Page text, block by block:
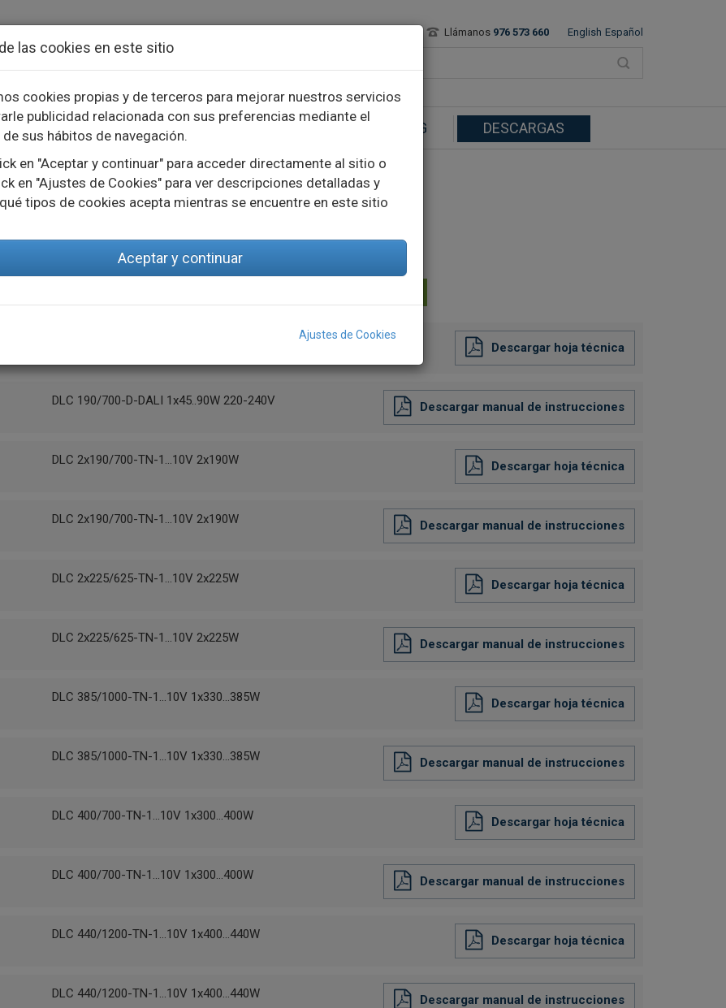
las cookies en este sitio
cookies propias y de terceros para mejorar nuestros servicios
publicidad relacionada con sus preferencias mediante el
sus hábitos de navegación.
en "Aceptar y continuar" para acceder directamente al sitio o
en "Ajustes de Cookies" para ver descripciones detalladas y
tipos de cookies acepta mientras se encuentre en este sitio
Aceptar y continuar
Ajustes de Cookies
Llámanos 976 573 660 English Español
INNOVACIÓN BLOG DESCARGAS
Categoría
Descargar hoja técnica
DLC 190/700-D-DALI 1x45..90W 220-240V Descargar manual de instrucciones
DLC 2x190/700-TN-1...10V 2x190W Descargar hoja técnica
DLC 2x190/700-TN-1...10V 2x190W Descargar manual de instrucciones
DLC 2x225/625-TN-1...10V 2x225W Descargar hoja técnica
DLC 2x225/625-TN-1...10V 2x225W Descargar manual de instrucciones
DLC 385/1000-TN-1...10V 1x330...385W Descargar hoja técnica
DLC 385/1000-TN-1...10V 1x330...385W Descargar manual de instrucciones
DLC 400/700-TN-1...10V 1x300...400W Descargar hoja técnica
DLC 400/700-TN-1...10V 1x300...400W Descargar manual de instrucciones
DLC 440/1200-TN-1...10V 1x400...440W Descargar hoja técnica
DLC 440/1200-TN-1...10V 1x400...440W Descargar manual de instrucciones